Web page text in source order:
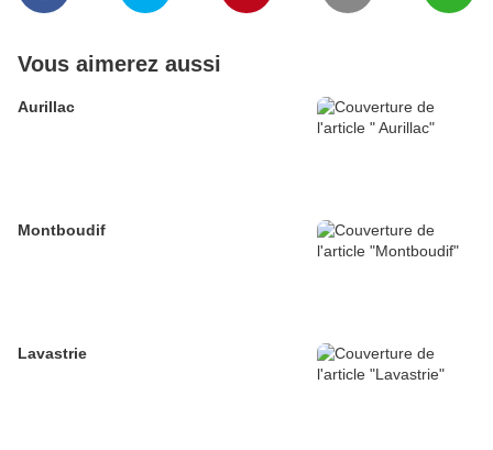
Vous aimerez aussi
Aurillac
Montboudif
Lavastrie